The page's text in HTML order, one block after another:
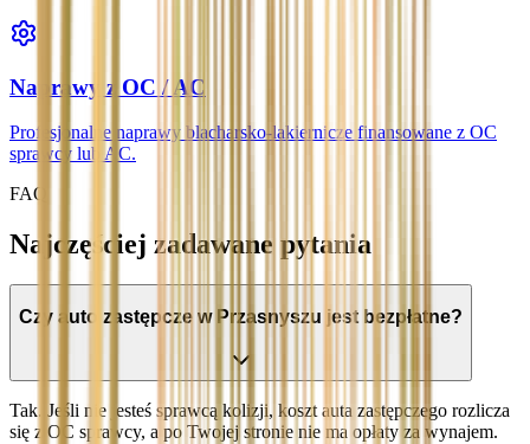
Naprawy z OC / AC
Profesjonalne naprawy blacharsko-lakiernicze finansowane z OC
sprawcy lub AC.
FAQ
Najczęściej zadawane pytania
Czy auto zastępcze w Przasnyszu jest bezpłatne?
Tak. Jeśli nie jesteś sprawcą kolizji, koszt auta zastępczego rozlicza
się z OC sprawcy, a po Twojej stronie nie ma opłaty za wynajem.